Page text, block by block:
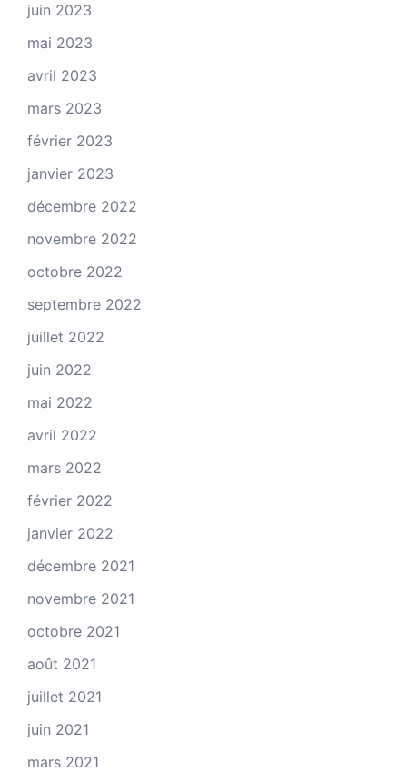
juin 2023
mai 2023
avril 2023
mars 2023
février 2023
janvier 2023
décembre 2022
novembre 2022
octobre 2022
septembre 2022
juillet 2022
juin 2022
mai 2022
avril 2022
mars 2022
février 2022
janvier 2022
décembre 2021
novembre 2021
octobre 2021
août 2021
juillet 2021
juin 2021
mars 2021